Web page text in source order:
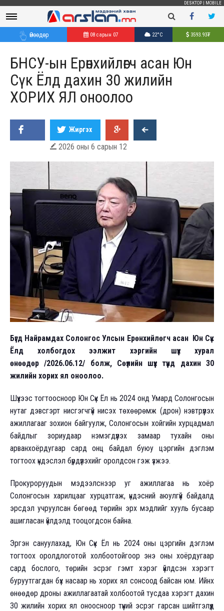
DESKTOP MOBILE
Өнөөдөр 08 сарын 07 22°C 3593.93₮
БНСУ-ын Ерөнхийлөгч асан Юн
Сүк Ёлд дахин 30 жилийн
ХОРИХ ЯЛ оноолоо
Жиргэх
 2026 оны 6 сарын 12
Бүгд Найрамдах Солонгос Улсын Ерөнхийлөгч асан Юн Сүк
Ёлд холбогдох ээлжит хэргийн шүүх хурал
өнөөдөр /2026.06.12/ болж, Сөүлийн шүүх түүнд дахин 30
жилийн хорих ял оноолоо.
Шүүхээс тогтоосноор Юн Сүк Ёл нь 2024 онд Умард Солонгосын
нутаг дэвсгэрт нисгэгчгүй нисэх төхөөрөмж (дрон) нэвтрүүлэх
ажиллагааг зохион байгуулж, Солонгосын хойгийн хурцадмал
байдлыг зориудаар нэмэгдүүлэх замаар тухайн оны
арванхоёрдугаар сард онц байдал буюу цэргийн дэглэм
тогтоох үндэслэл бүрдүүлэхийг оролдсон гэж үзжээ.
Прокуроруудын мэдээлснээр уг ажиллагаа нь хоёр
Солонгосын харилцааг хурцатгаж, үндэсний аюулгүй байдалд
эрсдэл учруулсан бөгөөд төрийн эрх мэдлийг хууль бусаар
ашигласан үйлдэлд тооцогдсон байна.
Эргэн сануулахад, Юн Сүк Ёл нь 2024 оны цэргийн дэглэм
тогтоох оролдлоготой холбоотойгоор энэ оны хоёрдугаар
сард бослого, төрийн эсрэг гэмт хэрэг үйлдсэн хэрэгт
буруутгагдан бүх насаар нь хорих ял сонсоод байсан юм. Ийнхүү
өнөөдөр дроны ажиллагаатай холбоотой тусдаа хэрэгт дахин
30 жилийн хорих ял оноосноор түүний эсрэг гарсан шийтгэлүүд